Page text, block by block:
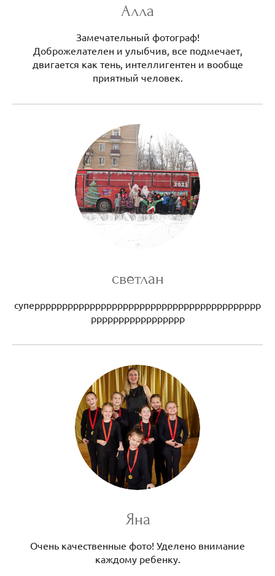
Алла
Замечательный фотограф!
Доброжелателен и улыбчив, все подмечает,
двигается как тень, интеллигентен и вообще
приятный человек.
светлан
суперрррррррррррррррррррррррррррррррррррррррр
ррррррррррррррррр
Яна
Очень качественные фото! Уделено внимание
каждому ребенку.